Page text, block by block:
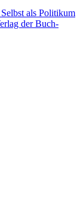
als Politikum
der Buch­